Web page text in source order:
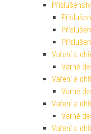
Vaření a
Varné
Vaření a
Varné
Vaření a
Varné
Vaření a